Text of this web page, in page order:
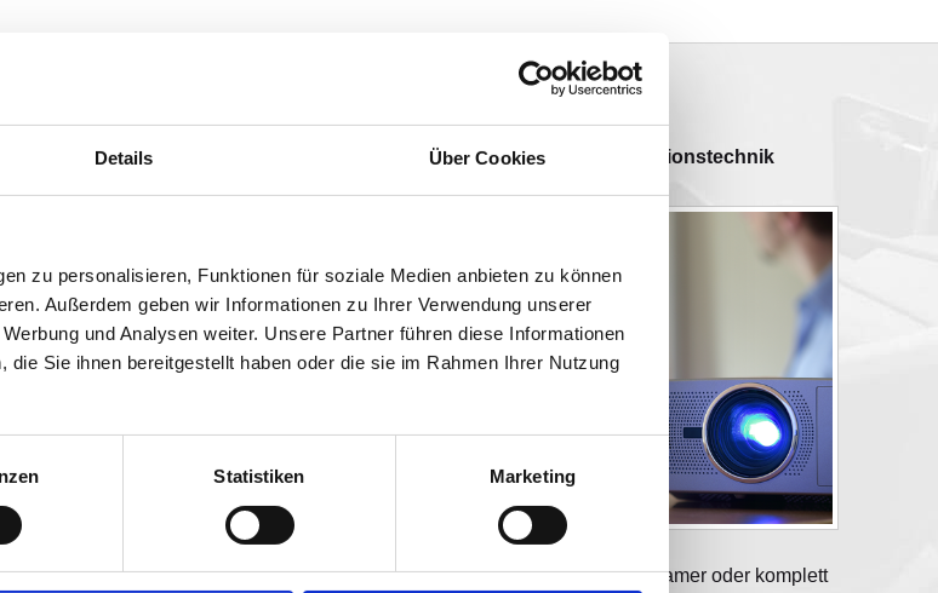
Details Über Cookies
zu personalisieren, Funktionen für soziale Medien anbieten zu können
Außerdem geben wir Informationen zu Ihrer Verwendung unserer
und Analysen weiter. Unsere Partner führen diese Informationen
Sie ihnen bereitgestellt haben oder die sie im Rahmen Ihrer Nutzung
Statistiken Marketing
oder
Vom USB-Stick bis zur
Präsentationstechnik
Ob einzelner Beamer oder komplett